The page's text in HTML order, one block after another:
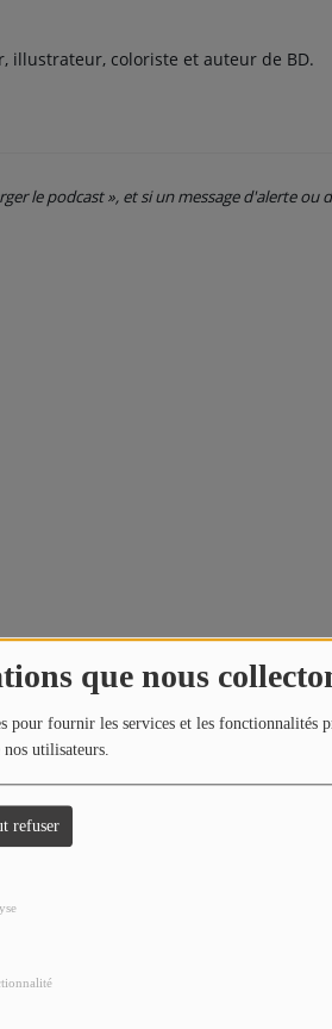
que nous
pour fournir les services et les fonctionnalités
utilisateurs.
refuser
illustrateur, coloriste et auteur de BD.
le podcast », et si un message d'alerte ou